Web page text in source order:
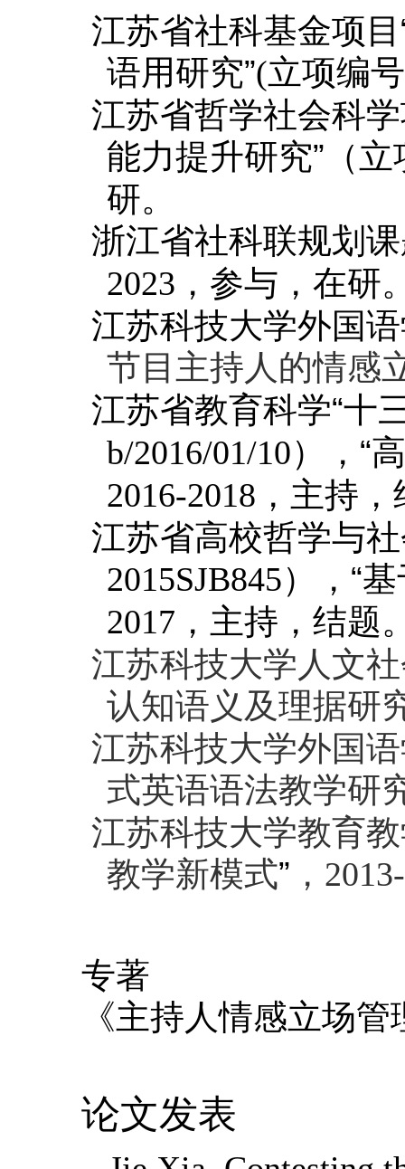
江苏省社科基金项
语用研究”(立项编号
江苏省哲学社会科
能力提升研究”（立
研。
浙江省社科联规划课
2023 ，参与，在研
江苏科技大学外国
节目主持人的情感
江苏省教育科学“十
b/2016/01/10），“
2016-2018 ，主持
江苏省高校哲学与
2015SJB845），“
2017 ，主持， 结题
江苏科技大学人文
认知语义及理据研
江苏科技大学外国
式英语语法教学研
江苏科技大学教育
教学新模式” ，
专著
《主持人情感立场
论文发表